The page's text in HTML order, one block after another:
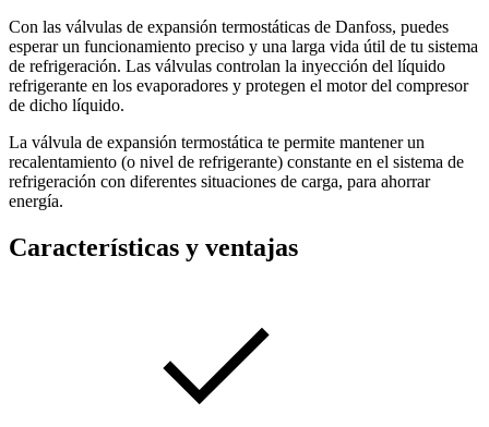
Con las válvulas de expansión termostáticas de Danfoss, puedes
esperar un funcionamiento preciso y una larga vida útil de tu sistema
de refrigeración. Las válvulas controlan la inyección del líquido
refrigerante en los evaporadores y protegen el motor del compresor
de dicho líquido.
La válvula de expansión termostática te permite mantener un
recalentamiento (o nivel de refrigerante) constante en el sistema de
refrigeración con diferentes situaciones de carga, para ahorrar
energía.
Características y ventajas